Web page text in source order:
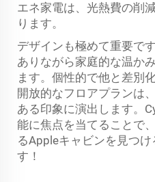
エネ家電は、光熱費の削
ります。
デザインも極めて重要で
ありながら家庭的な温か
ます。個性的で他と差別
開放的なフロアプランは
ある印象に演出します。
能に焦点を当てることで
るAppleキャビンを見つ
す！